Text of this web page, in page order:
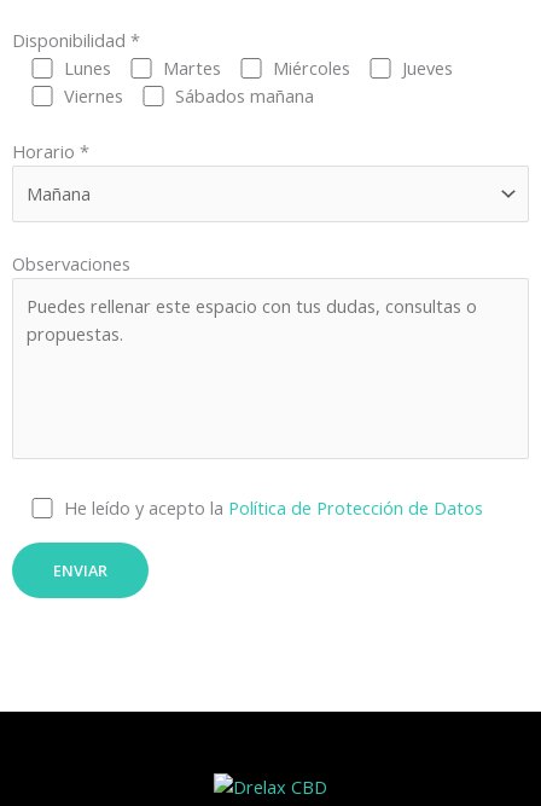
Disponibilidad *
Lunes
Martes Miércoles
Jueves
Viernes
Sábados mañana
Horario *
Observaciones
He leído y acepto la Política de Protección de Datos